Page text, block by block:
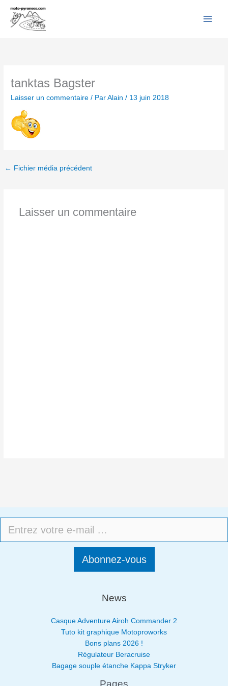
contenu
tanktas Bagster
Laisser un commentaire / ParAlain/ 13 juin 2018
← Fichier média précédent
Laisser un commentaire
Abonnez-vous
News
Casque Adventure Airoh Commander 2
Tuto kit graphique Motoproworks
Bons plans 2026 !
Régulateur Beracruise
Bagage souple étanche Kappa Stryker
Pages